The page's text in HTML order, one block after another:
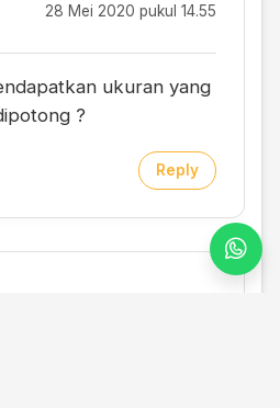
28 Mei 2020 pukul 14.55
ukuran yang
?
Reply